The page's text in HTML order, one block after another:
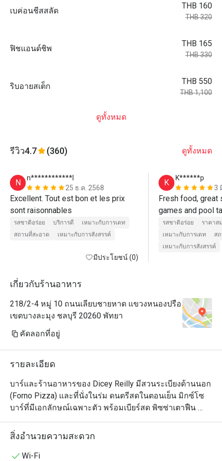
เบค่อนชีสสลัด
THB 160
THB 320
ฟิชแอนด์ชิพ
THB 165
THB 330
ริบอายสเต็ก
THB 550
THB 1,100
ดูทั้งหมด
รีวิว4.7 (360) ดูทั้งหมด
N
n************l
25 ธ.ค. 2568
Excellent. Tout est bon et les prix
รสชาติอร่อย บริการดี
เหมาะกับการเดท
สถานที่สะอาด
เหมาะกับการสังสรรค์
มีประโยชน์ (0)
K
K******p
3
Fresh food, great
รสชาติอร่อย
ราคาส
เหมาะกับการเดท
ส
เหมาะกับการสังสรรค์
เกี่ยวกับร้านอาหาร
218/2-4 หมู่ 10 ถนนเลียบชายหาด แขวงหนองปรือ
เขตบางละมุง ชลบุรี 20260 พัทยา
คัดลอกที่อยู่
รายละเอียด
บาร์และร้านอาหารของ Dicey Reilly มีสวนระเบียงด้านนอก
(Forno Pizza) และที่นั่งในร่ม ดนตรีสดในตอนเย็น มิกซ์โซ
บาร์ที่มีเอกลักษณ์เฉพาะตัว พร้อมเบียร์สด พิซซ่าเตาฟืน
ของกินเล่น ของว่าง บรรยากาศเป็นกันเอง มีไหวพริบ และ
เป็นกันเอง ทุกวัน เวลา 11.00 น. ถึง เที่ยงคืน
สิ่งอำนวยความสะดวก
Wi-Fi